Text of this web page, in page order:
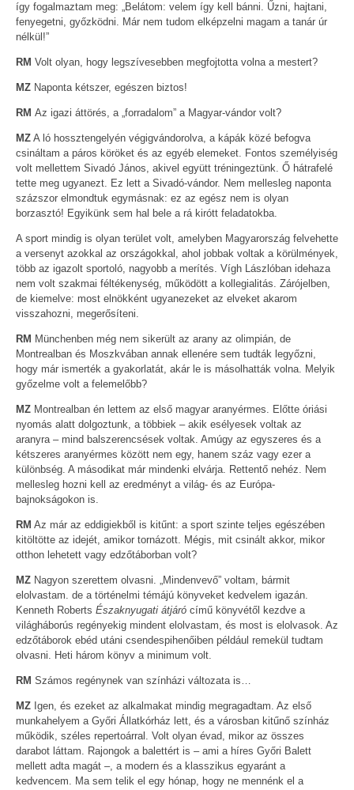
így fogalmaztam meg: „Belátom: velem így kell bánni. Űzni, hajtani,
fenyegetni, győzködni. Már nem tudom elképzelni magam a tanár úr
nélkül!”
RM Volt olyan, hogy legszívesebben megfojtotta volna a mestert?
MZ Naponta kétszer, egészen biztos!
RM Az igazi áttörés, a „forradalom” a Magyar-vándor volt?
MZ A ló hossztengelyén végigvándorolva, a kápák közé befogva
csináltam a páros köröket és az egyéb elemeket. Fontos személyiség
volt mellettem Sivadó János, akivel együtt tréningeztünk. Ő hátrafelé
tette meg ugyanezt. Ez lett a Sivadó-vándor. Nem mellesleg naponta
százszor elmondtuk egymásnak: ez az egész nem is olyan
borzasztó! Egyikünk sem hal bele a rá kirótt feladatokba.
A sport mindig is olyan terület volt, amelyben Magyarország felvehette
a versenyt azokkal az országokkal, ahol jobbak voltak a körülmények,
több az igazolt sportoló, nagyobb a merítés. Vígh Lászlóban idehaza
nem volt szakmai féltékenység, működött a kollegialitás. Zárójelben,
de kiemelve: most elnökként ugyanezeket az elveket akarom
visszahozni, megerősíteni.
RM Münchenben még nem sikerült az arany az olimpián, de
Montrealban és Moszkvában annak ellenére sem tudták legyőzni,
hogy már ismerték a gyakorlatát, akár le is másolhatták volna. Melyik
győzelme volt a felemelőbb?
MZ Montrealban én lettem az első magyar aranyérmes. Előtte óriási
nyomás alatt dolgoztunk, a többiek – akik esélyesek voltak az
aranyra – mind balszerencsések voltak. Amúgy az egyszeres és a
kétszeres aranyérmes között nem egy, hanem száz vagy ezer a
különbség. A másodikat már mindenki elvárja. Rettentő nehéz. Nem
mellesleg hozni kell az eredményt a világ- és az Európa-
bajnokságokon is.
RM Az már az eddigiekből is kitűnt: a sport szinte teljes egészében
kitöltötte az idejét, amikor tornázott. Mégis, mit csinált akkor, mikor
otthon lehetett vagy edzőtáborban volt?
MZ Nagyon szerettem olvasni. „Mindenvevő” voltam, bármit
elolvastam. de a történelmi témájú könyveket kedvelem igazán.
Kenneth Roberts Északnyugati átjáró című könyvétől kezdve a
világháborús regényekig mindent elolvastam, és most is elolvasok. Az
edzőtáborok ebéd utáni csendespihenőiben például remekül tudtam
olvasni. Heti három könyv a minimum volt.
RM Számos regénynek van színházi változata is…
MZ Igen, és ezeket az alkalmakat mindig megragadtam. Az első
munkahelyem a Győri Állatkórház lett, és a városban kitűnő színház
működik, széles repertoárral. Volt olyan évad, mikor az összes
darabot láttam. Rajongok a balettért is – ami a híres Győri Balett
mellett adta magát –, a modern és a klasszikus egyaránt a
kedvencem. Ma sem telik el egy hónap, hogy ne mennénk el a